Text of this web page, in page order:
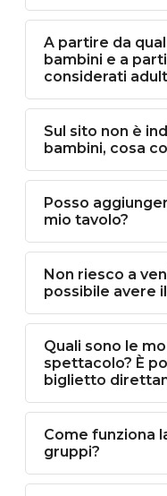
A partire da
bambini e a
considerati
Sul sito non è
bambini, cosa
Posso
mio tavolo?
Non riesco a
possibile avere
Quali sono le
spettacolo? È
biglietto
Come funziona
gruppi?